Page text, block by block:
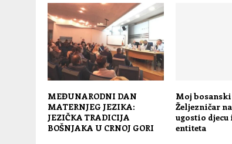
MEĐUNARODNI DAN
MATERNJEG JEZIKA:
JEZIČKA TRADICIJA
BOŠNJAKA U CRNOJ GORI
Moj
Željezničar
ugostio djecu
entiteta